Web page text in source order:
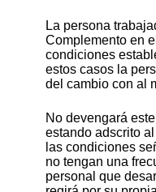
La persona
Complemento en
condiciones
estos casos la
del cambio con al
No devengará
estando adscrito
las condiciones
no tengan una
personal que